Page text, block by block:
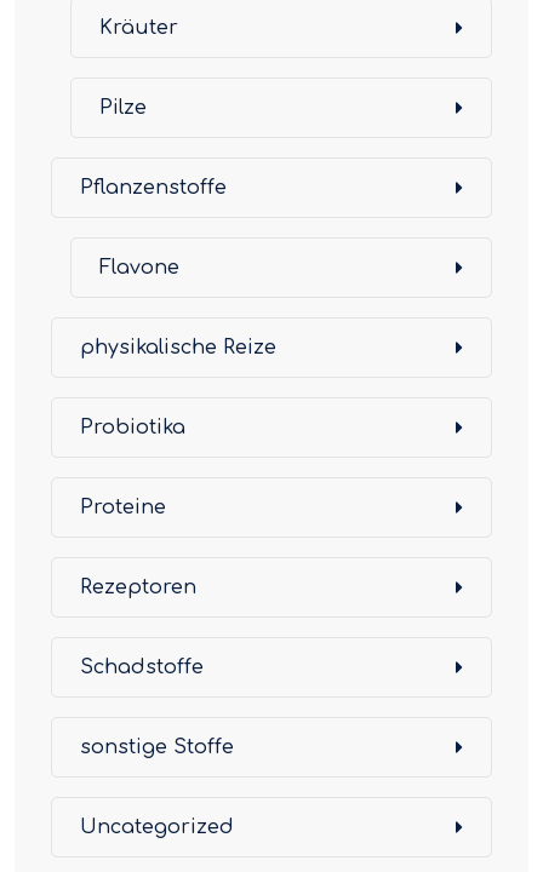
Kräuter
Pilze
Pflanzenstoffe
Flavone
physikalische Reize
Probiotika
Proteine
Rezeptoren
Schadstoffe
sonstige Stoffe
Uncategorized